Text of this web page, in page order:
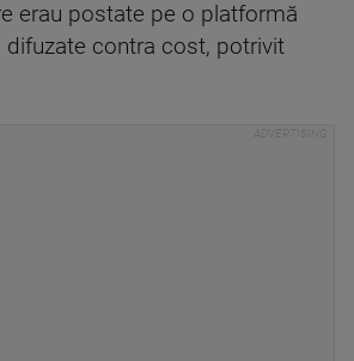
erau postate pe o platformă
difuzate contra cost, potrivit